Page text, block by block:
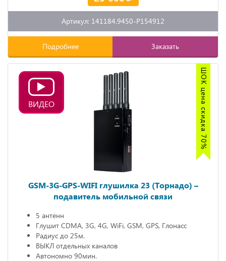
Артикул: 141184.9450-P154912
Подробнее Заказать
ШОК цена скидка 70%
ВИДЕО
GSM-3G-GPS-WIFI глушилка 23 (Торнадо) –
подавитель мобильной связи
5 антенн
Глушит CDMA, 3G, 4G, WiFi, GSM, GPS, Глонасс
Радиус до 25м.
ВЫКЛ отдельных каналов
Автономно 90мин.